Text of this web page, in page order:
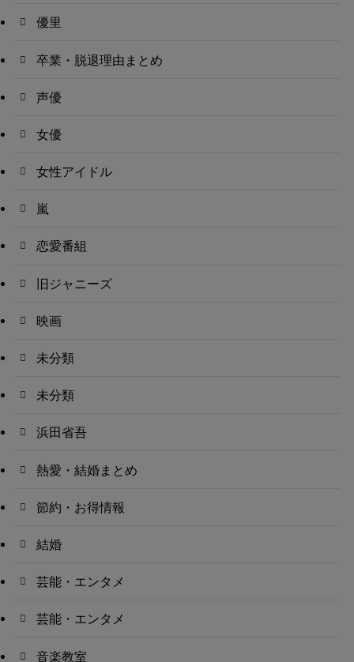
優里
卒業・脱退理由まとめ
声優
女優
女性アイドル
嵐
恋愛番組
旧ジャニーズ
映画
未分類
未分類
浜田省吾
熱愛・結婚まとめ
節約・お得情報
結婚
芸能・エンタメ
芸能・エンタメ
音楽教室